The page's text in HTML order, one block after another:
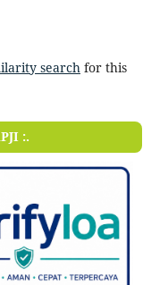
search for this
:.